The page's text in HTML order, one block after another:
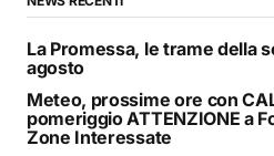
La Promessa, le trame della
agosto
Meteo, prossime ore con
pomeriggio ATTENZIONE a
Zone Interessate